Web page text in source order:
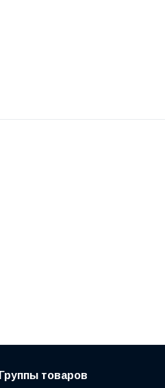
Группы товаров